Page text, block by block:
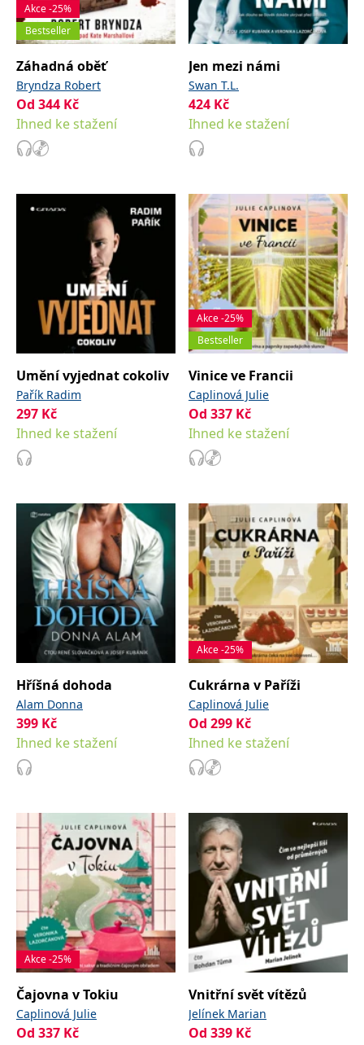
Akce -25%
Bestseller
Záhadná oběť
Bryndza Robert
Od 344 Kč
Ihned ke stažení
Jen mezi námi
Swan T.L.
424 Kč
Ihned ke stažení
Umění vyjednat cokoliv
Pařík Radim
297 Kč
Ihned ke stažení
Akce -25%
Bestseller
Vinice ve Francii
Caplinová Julie
Od 337 Kč
Ihned ke stažení
Hříšná dohoda
Alam Donna
399 Kč
Ihned ke stažení
Akce -25%
Cukrárna v Paříži
Caplinová Julie
Od 299 Kč
Ihned ke stažení
Akce -25%
Čajovna v Tokiu
Caplinová Julie
Od 337 Kč
Vnitřní svět vítězů
Jelínek Marian
Od 339 Kč